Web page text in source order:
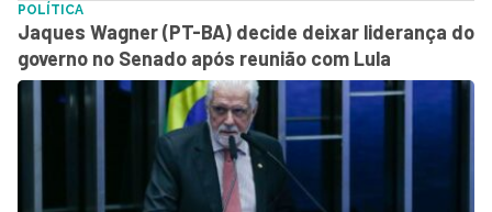
POLÍTICA
Jaques Wagner (PT-BA) decide deixar liderança do
governo no Senado após reunião com Lula